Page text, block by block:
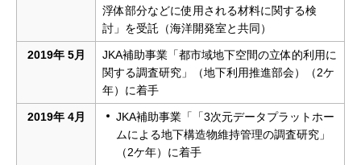
浮体部分などに使用される材料に関する検
討」を受託（海洋開発室と共同）
2019年 5月
JKA補助事業「都市域地下空間の立体的利用に
関する調査研究」（地下利用推進部会）（2ケ
年）に着手
2019年 4月
JKA補助事業「「3次元データプラットホー
ムによる地下構造物維持管理の調査研究」
（2ケ年）に着手